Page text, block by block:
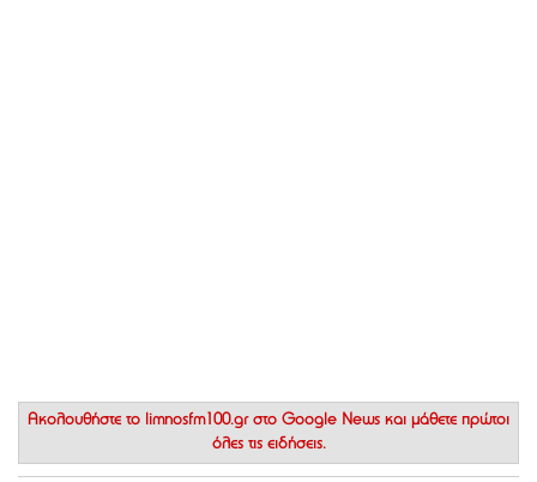
Ακολουθήστε το limnosfm100.gr στο Google News και μάθετε πρώτοι
όλες τις ειδήσεις.